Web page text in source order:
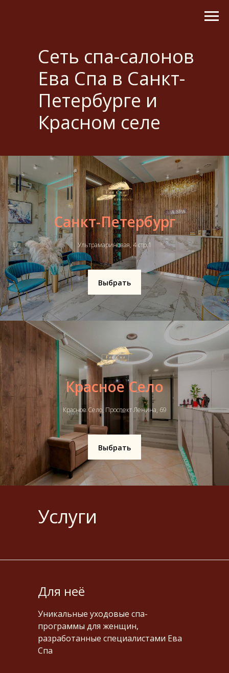
Сеть спа-салонов
Ева Спа в Санкт-
Петербурге и
Красном селе
Санкт-Петербург
Ультрамариновая, 4 стр.1
Выбрать
Красное Село
Красное Село, Проспект Ленина, 69
Выбрать
Услуги
Для неё
Уникальные уходовые спа-
программы для женщин,
разработанные специалистами Ева
Спа